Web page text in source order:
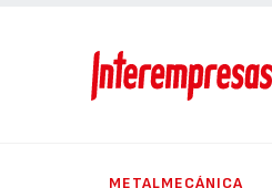
METALMECÁNICA